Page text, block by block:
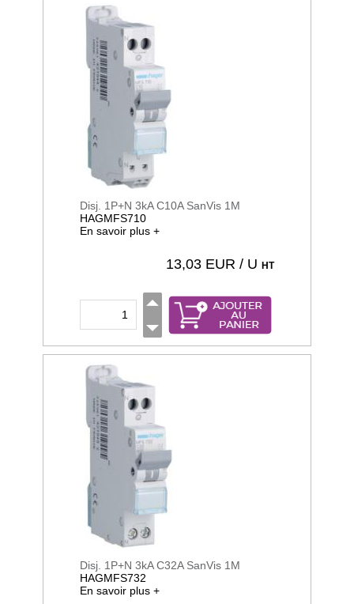
Disj. 1P+N 3kA C10A SanVis 1M
HAGMFS710
En savoir plus +
13,03 EUR / U HT
Disj. 1P+N 3kA C32A SanVis 1M
HAGMFS732
En savoir plus +